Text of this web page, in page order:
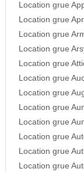
Location grue
Location grue
Location grue
Location grue
Location grue
Location grue
Location grue
Location grue
Location grue
Location grue
Location grue
Location grue